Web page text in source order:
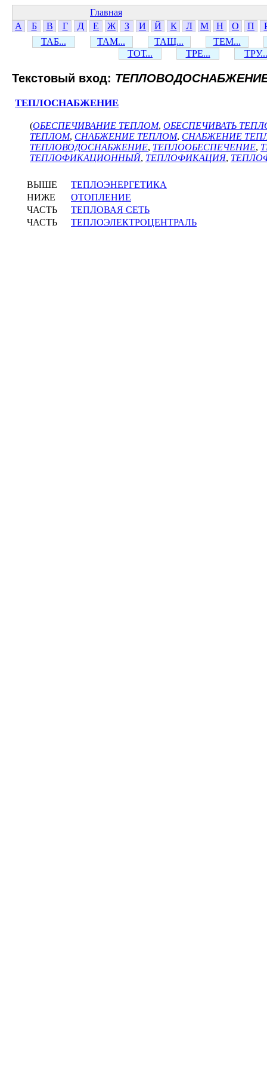
Главная
А
Б В Г Д Е Ж З И Й К Л М Н О П
ТАБ...
ТАМ... ТАЩ...
ТЕМ...
ТОТ...
ТРЕ... ТРУ...
Текстовый вход:
ТЕПЛОСНАБЖЕНИЕ
(ОБЕСПЕЧИВАНИЕ ТЕПЛОМ, ОБЕСПЕЧИВАТЬ
ТЕПЛОМ, СНАБЖЕНИЕ ТЕПЛОМ, СНАБЖЕНИЕ
ТЕПЛОВОДОСНАБЖЕНИЕ, ТЕПЛООБЕСПЕЧЕНИЕ,
ТЕПЛОФИКАЦИОННЫЙ, ТЕПЛОФИКАЦИЯ,
ВЫШЕ
ТЕПЛОЭНЕРГЕТИКА
НИЖЕ
ОТОПЛЕНИЕ
ЧАСТЬ
ТЕПЛОВАЯ СЕТЬ
ЧАСТЬ
ТЕПЛОЭЛЕКТРОЦЕНТРАЛЬ